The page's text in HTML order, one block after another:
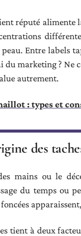
réputé alimente
Entre labels
marketing ? Ne
autrement.
: types et
des
mains ou le
du temps ou
tient à deux